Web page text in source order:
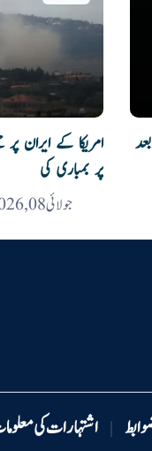
بعد
امریکا کے ایران
پر بمباری کی
جولائی 08, 2026
| اشتہارات کی